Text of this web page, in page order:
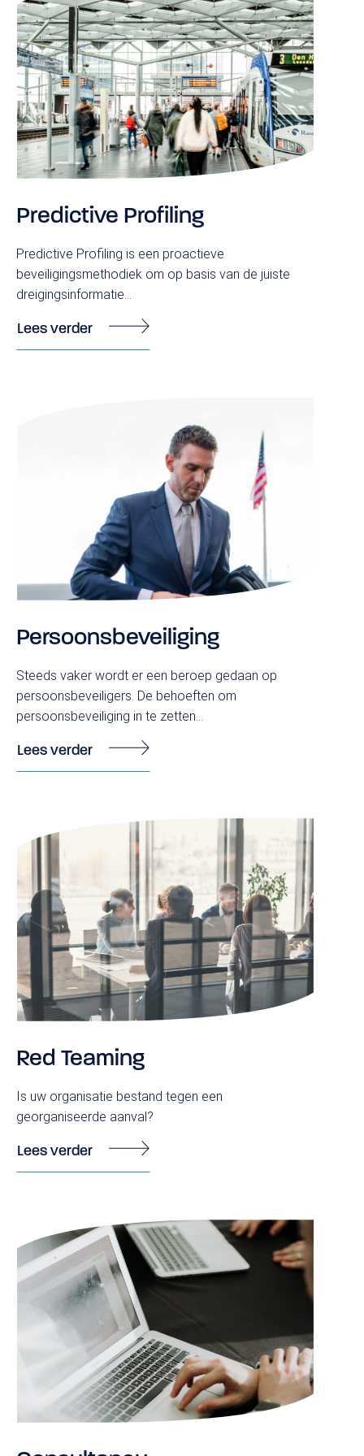
Over ons
Securo Beveiliging als werkgever
Over Securo Beveiliging
Maatschappelijk Ondernemen
Blog
Predictive Profiling
Predictive Profiling is een proactieve
beveiligingsmethodiek om op basis van de juiste
dreigingsinformatie...
Lees verder
Persoonsbeveiliging
Steeds vaker wordt er een beroep gedaan op
persoonsbeveiligers. De behoeften om
persoonsbeveiliging in te zetten...
Lees verder
Red Teaming
Is uw organisatie bestand tegen een
georganiseerde aanval?
Lees verder